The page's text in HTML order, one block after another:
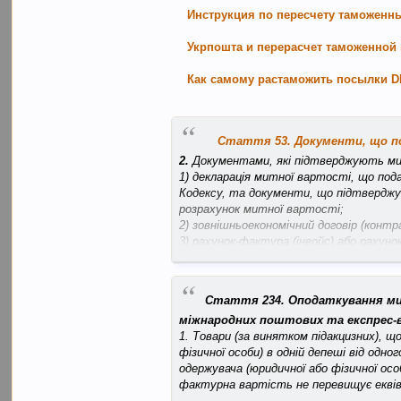
Инструкция по пересчету
Укрпошта и перерасчет
Как самому растаможить посылки
“
Стаття 53. Документи, що
2. Документами, які підтверджують
1) декларація митної вартості, що
Кодексу, та документи, що
розрахунок митної вартості;
2) зовнішньоекономічний договір
3) рахунок-фактура (інвойс) або
4) якщо рахунок сплачено -
5) за наявності - інші платіжні та/
реквізити, необхідні для ідентифікації
6) транспортні (перевізні)
вартість товару, а також документи,
7) копія імпортної ліцензії, якщо
8 ) якщо здійснювалося страхування
страхування.
5. Забороняється вимагати від
“
Стаття 234. Оподаткування
міжнародних поштових та експрес-
1. Товари (за винятком підакцизних),
фізичної особи) в одній депеші від
одержувача (юридичної або фізичної
фактурна вартість не перевищує